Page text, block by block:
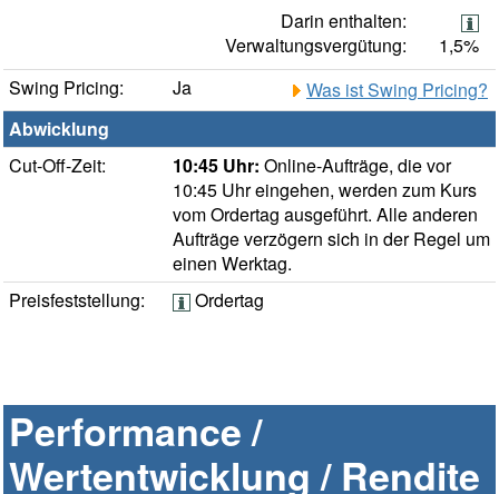
Darin enthalten:
Verwaltungsvergütung:
1,5%
Swing Pricing:
Ja
Was ist Swing Pricing?
Abwicklung
Cut-Off-Zeit:
10:45 Uhr: Online-Aufträge, die vor
10:45 Uhr eingehen, werden zum Kurs
vom Ordertag ausgeführt. Alle anderen
Aufträge verzögern sich in der Regel um
einen Werktag.
Preisfeststellung:
Ordertag
Performance /
Wertentwicklung / Rendite